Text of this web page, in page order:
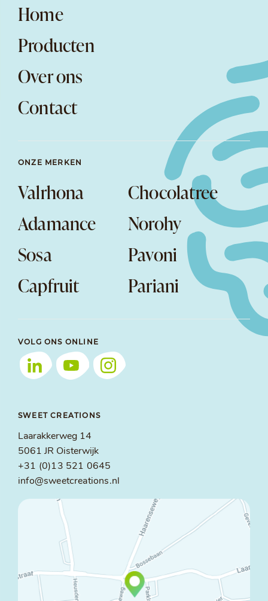
Home
Producten
Over ons
Contact
ONZE MERKEN
Valrhona
Chocolatree
Adamance
Norohy
Sosa
Pavoni
Capfruit
Pariani
VOLG ONS ONLINE
SWEET CREATIONS
Laarakkerweg 14
5061 JR Oisterwijk
+31 (0)13 521 0645
info@sweetcreations.nl